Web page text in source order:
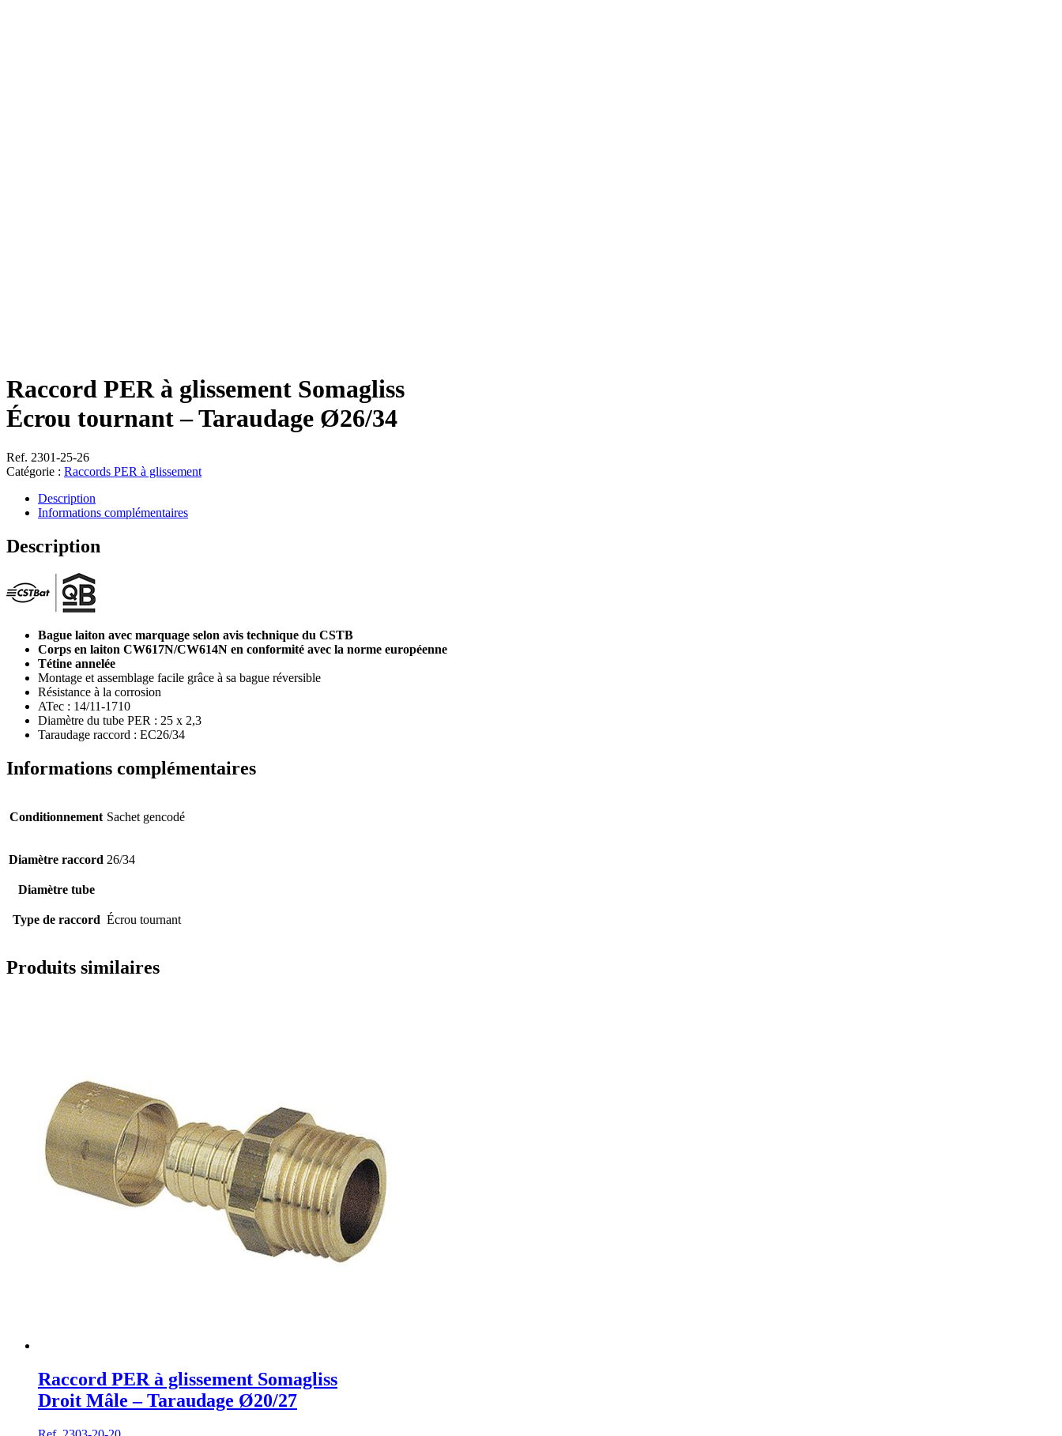
Raccord PER à glissement Somagliss
Écrou tournant – Taraudage Ø26/34
Ref. 2301-25-26
Catégorie : Raccords PER à glissement
Description
Informations complémentaires
Description
Bague laiton avec marquage selon avis technique du CSTB
Corps en laiton CW617N/CW614N en conformité avec la norme européenne
Tétine annelée
Montage et assemblage facile grâce à sa bague réversible
Résistance à la corrosion
ATec : 14/11-1710
Diamètre du tube PER : 25 x 2,3
Taraudage raccord : EC26/34
Informations complémentaires
Conditionnement Sachet gencodé
Diamètre raccord 26/34
Diamètre tube
Type de raccord Écrou tournant
Produits similaires
Raccord PER à glissement Somagliss
Droit Mâle – Taraudage Ø20/27